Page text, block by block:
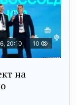
20:10 10
на